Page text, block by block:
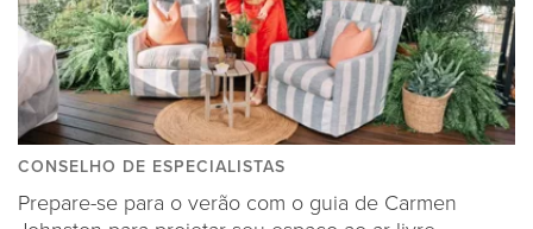
CONSELHO DE ESPECIALISTAS
Prepare-se para o verão com o guia de Carmen